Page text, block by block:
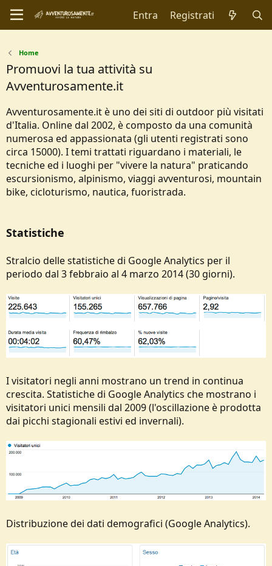
Entra Registrati
Home
Promuovi la tua attività su
Avventurosamente.it
Avventurosamente.it è uno dei siti di outdoor più visitati
d'Italia. Online dal 2002, è composto da una comunità
numerosa ed appassionata (gli utenti registrati sono
circa 15000). I temi trattati riguardano i materiali, le
tecniche ed i luoghi per "vivere la natura" praticando
escursionismo, alpinismo, viaggi avventurosi, mountain
bike, cicloturismo, nautica, fuoristrada.
Statistiche
Stralcio delle statistiche di Google Analytics per il
periodo dal 3 febbraio al 4 marzo 2014 (30 giorni).
I visitatori negli anni mostrano un trend in continua
crescita. Statistiche di Google Analytics che mostrano i
visitatori unici mensili dal 2009 (l'oscillazione è prodotta
dai picchi stagionali estivi ed invernali).
Distribuzione dei dati demografici (Google Analytics).